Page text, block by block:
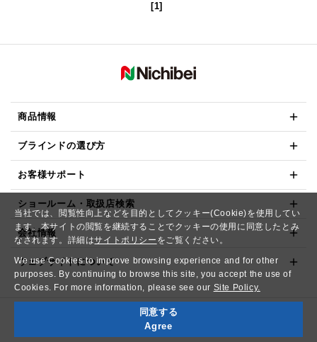
当社では、閲覧性向上などを目的としてクッキー(Cookie)を使用してい
ます。本サイトの閲覧を継続することでクッキーの使用に同意したとみ
なされます。詳細はサイトポリシー をご覧ください。
We use Cookies to improve browsing experience and for other
purposes. By continuing to browse this site, you accept the use of
Cookies. For more information, please see our Site Policy.
同意する
Agree
[1]
商品情報
ブラインドの選び方
お客様サポート
ショールーム・取扱店検索
会社情報
ウェブサイトについて
Copyright© NICHIBEI CO.,LTD. All Rights Reserved.